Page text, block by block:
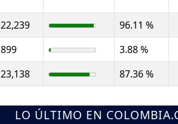
22,239
96.11 %
899
3.88 %
23,138 87.36 %
LO ÚLTIMO EN